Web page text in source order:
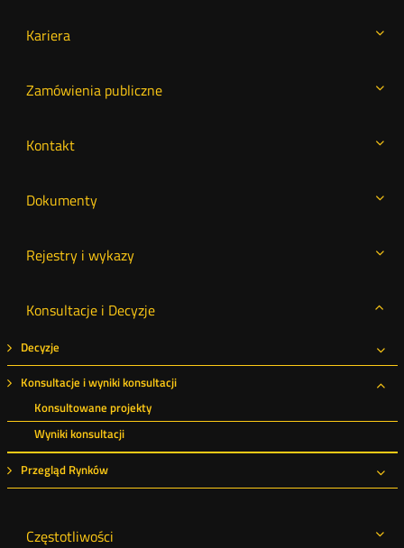
Kariera
Zamówienia publiczne
Kontakt
Dokumenty
Rejestry i wykazy
Konsultacje i Decyzje
Decyzje
Konsultacje i wyniki konsultacji
Konsultowane projekty
Wyniki konsultacji
Przegląd Rynków
Częstotliwości